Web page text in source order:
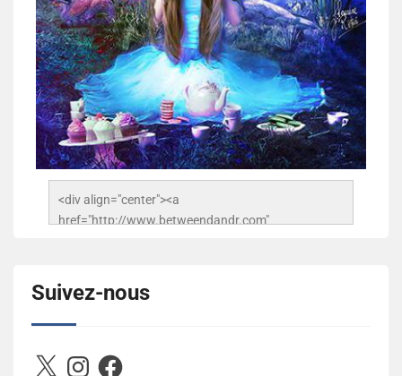
<div align="center"><a
href="http://www.betweendandr.com"
503716673157532-2788222864243652657-n.jpg"
alt="Between D&R" style="border:none;" /></a>
</div>
Suivez-nous
X InstagramFacebook